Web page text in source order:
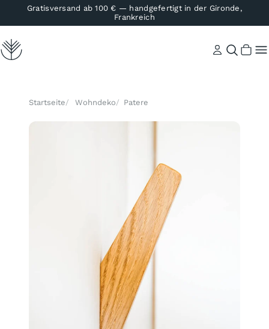
Gratisversand ab 100 € — handgefertigt in der Gironde,
Frankreich
KontoSuche
Startseite Wohndeko Patere